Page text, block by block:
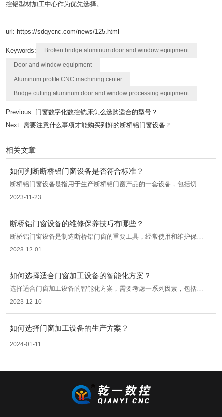
控铝型材加工中心作为优先选择。
url: https://sdqycnc.com/news/125.html
Keywords: Broken bridge aluminum door and window equipment
Door and window equipment
Aluminum profile CNC machining center
Bridge cutting aluminum door and window processing equipment
Previous: 门窗数字化数控铣床怎么选购适合的型号？
Next: 需要注意什么事项才能购买到好的断桥铝门窗设备？
相关文章
如何判断断桥铝门窗设备是否符合标准？
断桥铝门窗设备是指用于生产断桥铝门窗产品的一套设备，包括切
割、角度加工、组装等工序所需的各种机械设备。判断断桥铝门窗生
2023-11-23
断桥铝门窗设备的维修保养技巧有哪些？
断桥铝门窗设备是制造断桥铝门窗的重要工具，经常使用和维护保养
是确保设备正常运行和延长使用寿命的关键。下面将介绍一些断桥铝
2023-12-01
如何选择适合门窗加工设备的智能化方案？
选择适合门窗加工设备的智能化方案，需要考虑一系列因素，包括设
备的性能要求、加工工艺的要求、生产效率的提升、成本的控制以及
2023-12-10
如何选择门窗加工设备的生产方案？
2024-01-11